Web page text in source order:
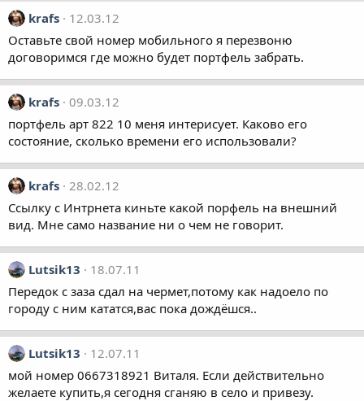
krafs
12.03.12
Оставьте свой номер мобильного я перезвоню
договоримся где можно будет портфель забрать.
krafs 09.03.12
портфель арт 822 10 меня интерисует. Каково его
состояние, сколько времени его использовали?
krafs 28.02.12
Ссылку с Интрнета киньте какой порфель на внешний
вид. Мне само название ни о чем не говорит.
Lutsik13
18.07.11
Передок с заза сдал на чермет,потому как надоело по
городу с ним кататся,вас пока дождёшся..
Lutsik13
12.07.11
мой номер 0667318921 Виталя. Если действительно
желаете купить,я сегодня сганяю в село и привезу.